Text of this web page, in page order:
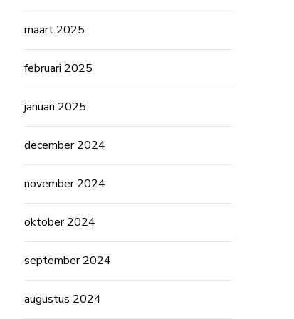
maart 2025
februari 2025
januari 2025
december 2024
november 2024
oktober 2024
september 2024
augustus 2024